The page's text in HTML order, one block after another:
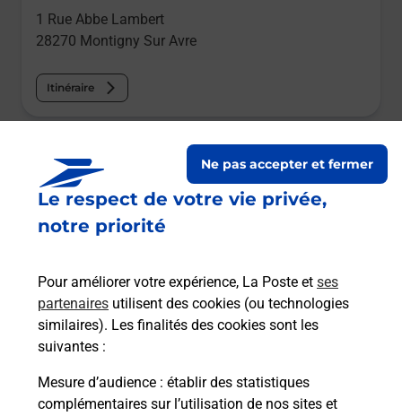
Le respect de votre vie privée,
notre priorité
Pour améliorer votre expérience, La Poste et ses
partenaires utilisent des cookies (ou technologies
similaires). Les finalités des cookies sont les
suivantes :
Mesure d’audience : établir des statistiques
complémentaires sur l’utilisation de nos sites et
Ne pas accepter et fermer
1 Rue Abbe Lambert
28270 Montigny Sur Avre
Itinéraire
Boîte aux lettres La Poste
Prochaine collecte du courriervendredià
09h00
28270
Montigny Sur Avre
Itinéraire
Boîte aux Lettres La Poste